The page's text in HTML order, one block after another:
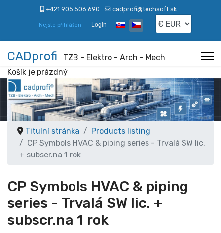
+421 905 506 690 cadprofi@techsoft.sk
Nejste přihlášen Login Zvolte jazyk
CADprofi TZB - Elektro - Arch - Mech
Košík je prázdný
Titulní stránka
Products listing
CP Symbols HVAC & piping series - Trvalá SW lic.
+ subscr.na 1 rok
CP Symbols HVAC & piping
series - Trvalá SW lic. +
subscr.na 1 rok